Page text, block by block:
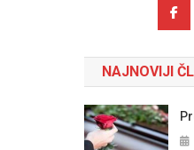
NAJNOVIJI